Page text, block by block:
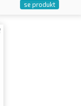
se produkt